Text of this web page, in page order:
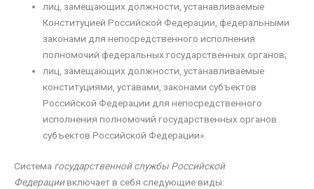
лиц, замещающих должности, устанавливаемые
Конституцией Российской Федерации, федеральными
законами для непосредственного исполнения
полномочий федеральных государственных органов;
лиц, замещающих должности, устанавливаемые
конституциями, уставами, законами субъектов
Российской Федерации для непосредственного
исполнения полномочий государственных органов
субъектов Российской Федерации».
Система государственной службы Российской
Федерациивключает в себя следующие виды: